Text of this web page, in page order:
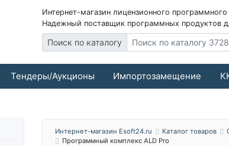
Интернет-магазин лицензионного программного
Надежный поставщик программных продуктов
Поиск по каталогу
Тендеры/Аукционы Импортозамещение
Интернет-магазин Esoft24.ru Каталог товаров
Программный комплекс ALD Pro